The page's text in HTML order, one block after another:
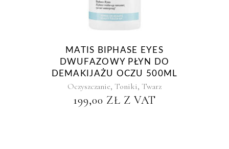
MATIS BIPHASE EYES
DWUFAZOWY PŁYN DO
DEMAKIJAŻU OCZU 500ML
Oczyszczanie, Toniki, Twarz
199,00 ZŁ Z VAT